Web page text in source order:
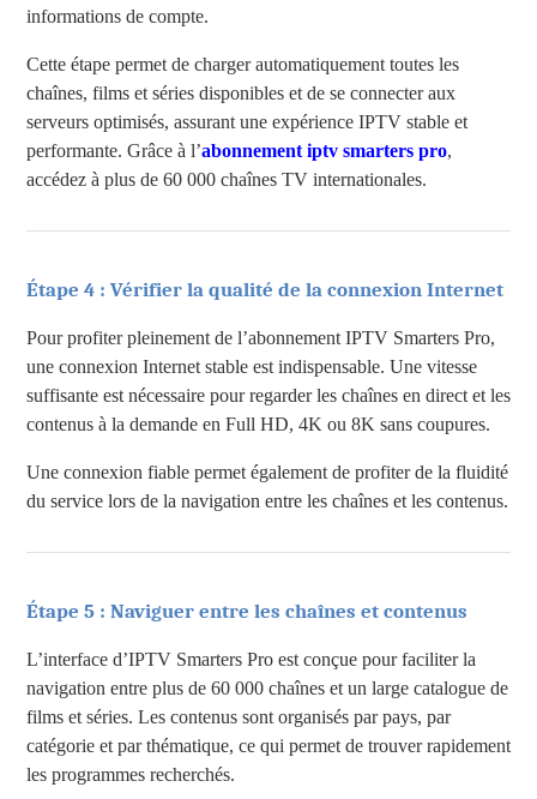
informations de compte.
Cette étape permet de charger automatiquement toutes les
chaînes, films et séries disponibles et de se connecter aux
serveurs optimisés, assurant une expérience IPTV stable et
performante. Grâce à l’abonnement iptv smarters pro,
accédez à plus de 60 000 chaînes TV internationales.
Étape 4 : Vérifier la qualité de la connexion Internet
Pour profiter pleinement de l’abonnement IPTV Smarters Pro,
une connexion Internet stable est indispensable. Une vitesse
suffisante est nécessaire pour regarder les chaînes en direct et les
contenus à la demande en Full HD, 4K ou 8K sans coupures.
Une connexion fiable permet également de profiter de la fluidité
du service lors de la navigation entre les chaînes et les contenus.
Étape 5 : Naviguer entre les chaînes et contenus
L’interface d’IPTV Smarters Pro est conçue pour faciliter la
navigation entre plus de 60 000 chaînes et un large catalogue de
films et séries. Les contenus sont organisés par pays, par
catégorie et par thématique, ce qui permet de trouver rapidement
les programmes recherchés.